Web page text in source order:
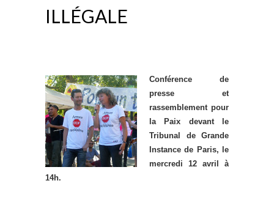
ILLÉGALE
Conférence de
presse et
rassemblement pour
la Paix devant le
Tribunal de Grande
Instance de Paris, le
mercredi 12 avril à
14h.